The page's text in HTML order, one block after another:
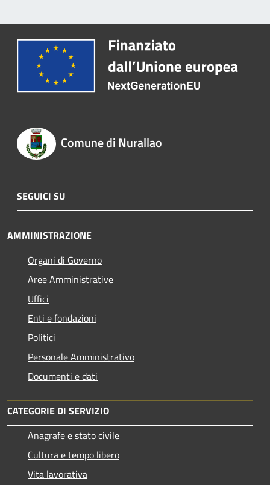
Comune di Nurallao
SEGUICI SU
AMMINISTRAZIONE
Organi di Governo
Aree Amministrative
Uffici
Enti e fondazioni
Politici
Personale Amministrativo
Documenti e dati
CATEGORIE DI SERVIZIO
Anagrafe e stato civile
Cultura e tempo libero
Vita lavorativa